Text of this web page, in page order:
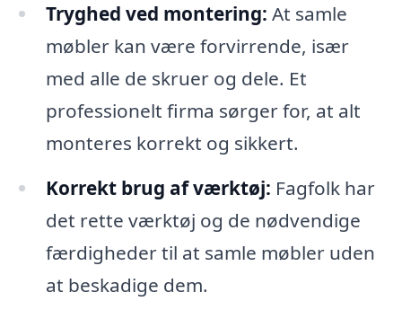
Tryghed ved montering: At samle
møbler kan være forvirrende, især
med alle de skruer og dele. Et
professionelt firma sørger for, at alt
monteres korrekt og sikkert.
Korrekt brug af værktøj: Fagfolk har
det rette værktøj og de nødvendige
færdigheder til at samle møbler uden
at beskadige dem.